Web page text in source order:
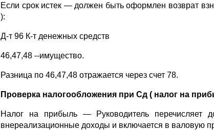
Если срок истек — должен быть оформлен возврат
):
Д-т 96 К-т денежных средств
46,47,48 --имущество.
Разница по 46,47,48 отражается через счет 78.
Проверка налогообложения при Сд ( налог на
Налог на прибыль — Руководитель перечисляет
внереализационные доходы и включается в валовую